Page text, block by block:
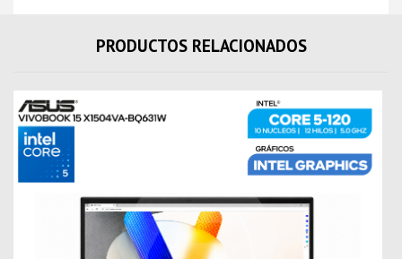
PRODUCTOS RELACIONADOS